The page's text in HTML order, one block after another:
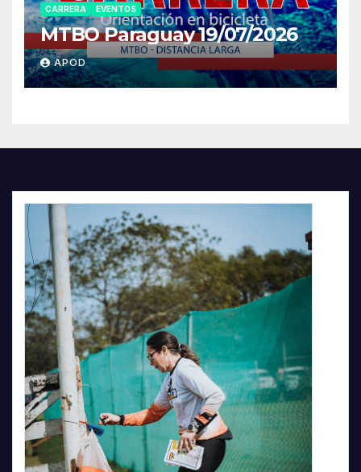
CARRERA EVENTOS
MTBO Paraguay 19/07/2026
APOD